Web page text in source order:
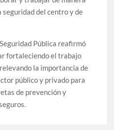
seguridad del centro y de
Pública reafirmó
fortaleciendo el trabajo
la importancia de
público y privado para
de prevención y